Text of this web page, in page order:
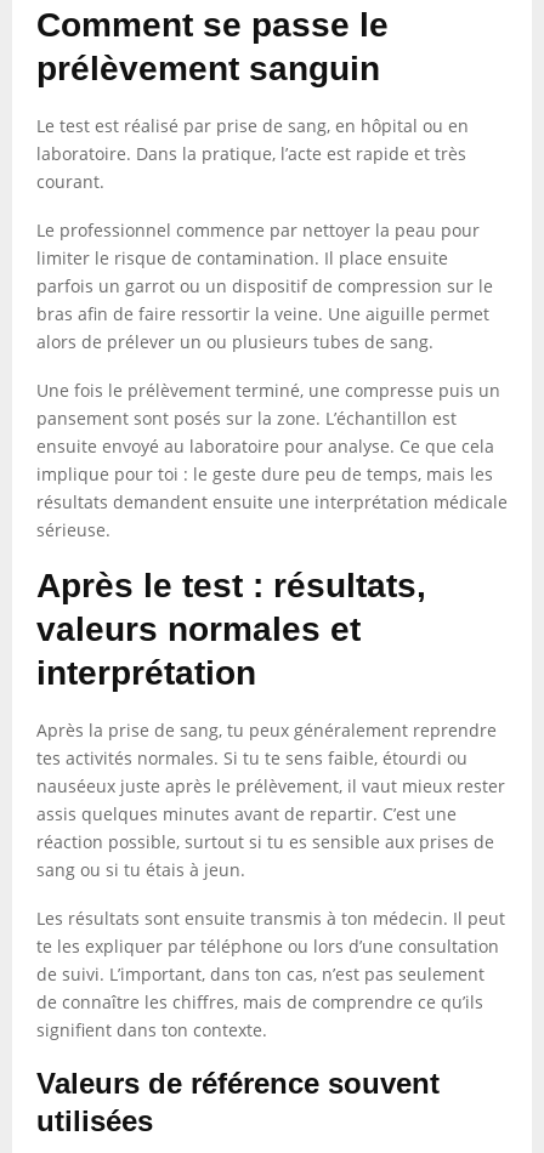
Comment se passe le
prélèvement sanguin
Le test est réalisé par prise de sang, en hôpital ou en
laboratoire. Dans la pratique, l’acte est rapide et très
courant.
Le professionnel commence par nettoyer la peau pour
limiter le risque de contamination. Il place ensuite
parfois un garrot ou un dispositif de compression sur le
bras afin de faire ressortir la veine. Une aiguille permet
alors de prélever un ou plusieurs tubes de sang.
Une fois le prélèvement terminé, une compresse puis un
pansement sont posés sur la zone. L’échantillon est
ensuite envoyé au laboratoire pour analyse. Ce que cela
implique pour toi : le geste dure peu de temps, mais les
résultats demandent ensuite une interprétation médicale
sérieuse.
Après le test : résultats,
valeurs normales et
interprétation
Après la prise de sang, tu peux généralement reprendre
tes activités normales. Si tu te sens faible, étourdi ou
nauséeux juste après le prélèvement, il vaut mieux rester
assis quelques minutes avant de repartir. C’est une
réaction possible, surtout si tu es sensible aux prises de
sang ou si tu étais à jeun.
Les résultats sont ensuite transmis à ton médecin. Il peut
te les expliquer par téléphone ou lors d’une consultation
de suivi. L’important, dans ton cas, n’est pas seulement
de connaître les chiffres, mais de comprendre ce qu’ils
signifient dans ton contexte.
Valeurs de référence souvent
utilisées